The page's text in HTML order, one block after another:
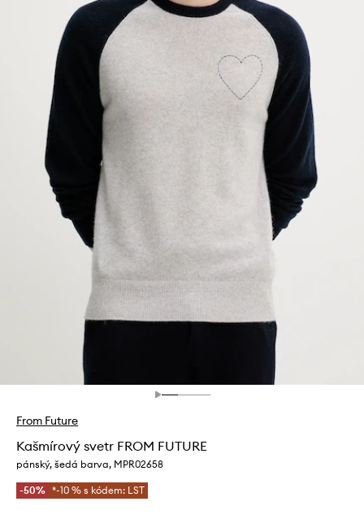
From Future
Kašmírový svetr FROM FUTURE
pánský, šedá barva, MPR02658
-50% *-10 % s kódem: LST